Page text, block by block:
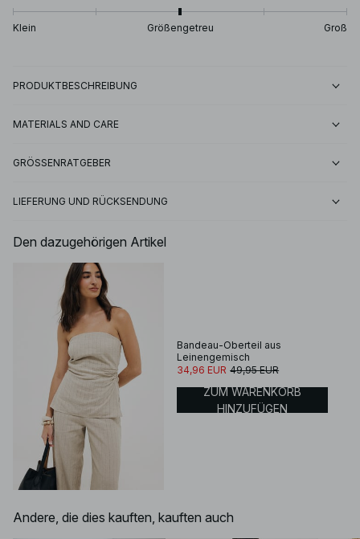
Klein Größengetreu Groß
PRODUKTBESCHREIBUNG
MATERIALS AND CARE
GRÖSSENRATGEBER
LIEFERUNG UND RÜCKSENDUNG
Den dazugehörigen Artikel
Bandeau-Oberteil aus
Leinengemisch
34,96 EUR 49,95 EUR
ZUM WARENKORB
HINZUFÜGEN
Andere, die dies kauften, kauften auch